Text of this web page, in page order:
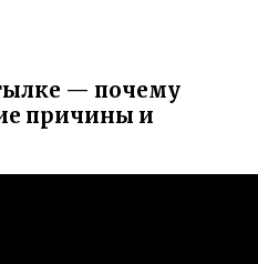
— почему
причины и